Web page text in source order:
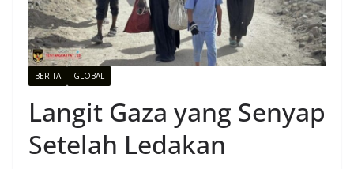
BERITA GLOBAL
Langit Gaza yang Senyap
Setelah Ledakan